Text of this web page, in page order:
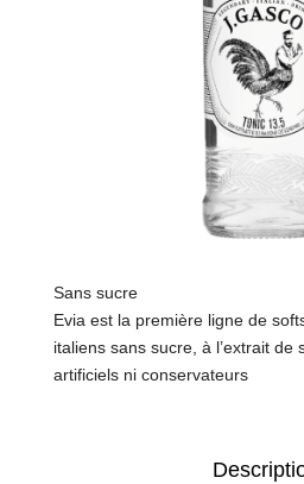
Sans sucre
Evia est la première ligne de
italiens sans sucre, à l’extrait de
artificiels ni conservateurs